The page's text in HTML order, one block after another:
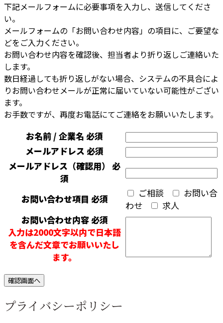
下記メールフォームに必要事項を入力し、送信してくださ
い。
メールフォームの「お問い合わせ内容」の項目に、ご要望な
どをご入力ください。
お問い合わせ内容を確認後、担当者より折り返しご連絡いた
します。
数日経過しても折り返しがない場合、システムの不具合によ
りお問い合わせメールが正常に届いていない可能性がござい
ます。
お手数ですが、再度お電話にてご連絡をお願いいたします。
お名前 / 企業名 必須
メールアドレス 必須
メールアドレス（確認用） 必
須
お問い合わせ項目 必須 ご相談
お問い合
わせ
求人
お問い合わせ内容必須
入力は2000文字以内で日本語
を含んだ文章でお願いいたし
ます。
プライバシーポリシー